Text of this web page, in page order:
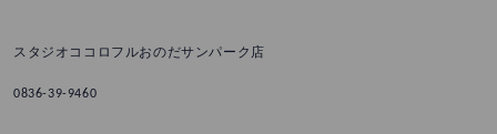
スタジオココロフルおのだサンパーク店
0836-39-9460